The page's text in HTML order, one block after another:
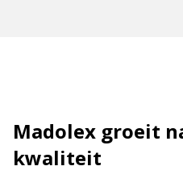
Madolex groeit
kwaliteit